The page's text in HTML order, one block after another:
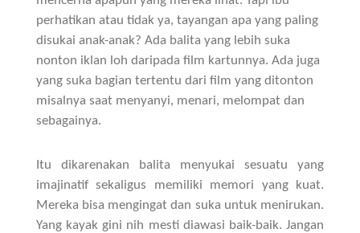
perhatikan atau tidak ya, tayangan apa yang paling
disukai anak-anak? Ada balita yang lebih suka
nonton iklan loh daripada film kartunnya. Ada juga
yang suka bagian tertentu dari film yang ditonton
misalnya saat menyanyi, menari, melompat dan
sebagainya.
Itu dikarenakan balita menyukai sesuatu yang
imajinatif sekaligus memiliki memori yang kuat.
Mereka bisa mengingat dan suka untuk menirukan.
Yang kayak gini nih mesti diawasi baik-baik. Jangan